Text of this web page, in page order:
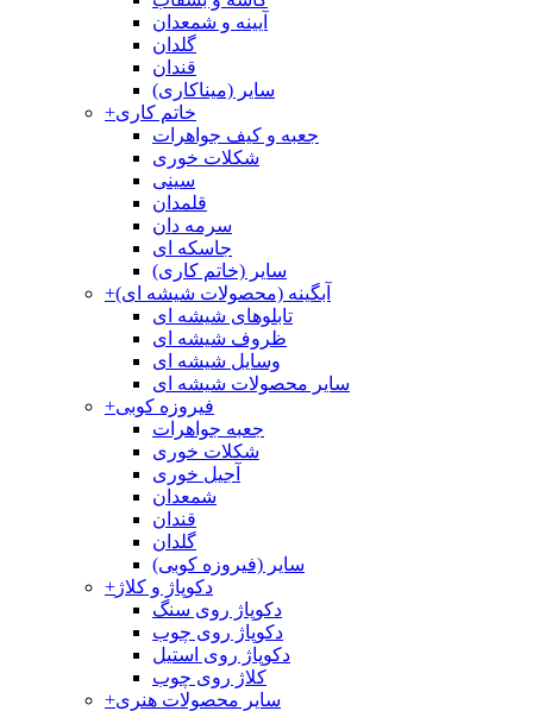
آیینه و شمعدان
گلدان
قندان
سایر (میناکاری)
+خاتم کاری
جعبه و کیف جواهرات
شکلات خوری
سینی
قلمدان
سرمه دان
جاسکه ای
سایر (خاتم کاری)
+آبگینه (محصولات شیشه ای)
تابلوهای شیشه ای
ظروف شیشه ای
وسایل شیشه ای
سایر محصولات شیشه ای
+فیروزه کوبی
جعبه جواهرات
شکلات خوری
آجیل خوری
شمعدان
قندان
گلدان
سایر (فیروزه کوبی)
+دکوپاژ و کلاژ
دکوپاژ روی سنگ
دکوپاژ روی چوب
دکوپاژ روی استیل
کلاژ روی چوب
+سایر محصولات هنری